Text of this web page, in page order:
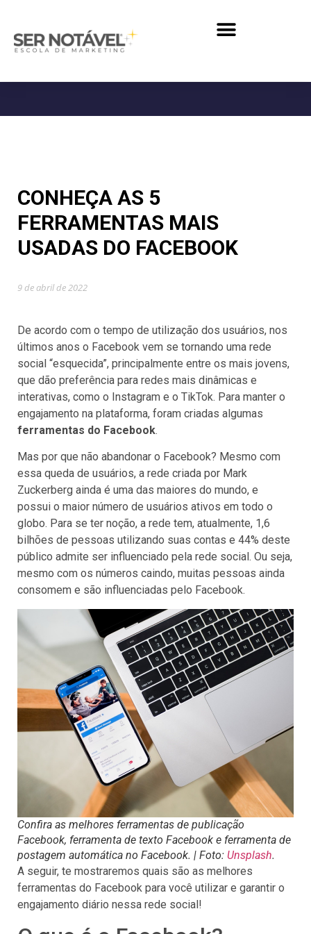
CONHEÇA AS 5
FERRAMENTAS MAIS
USADAS DO FACEBOOK
9 de abril de 2022
De acordo com o tempo de utilização dos usuários, nos
últimos anos o Facebook vem se tornando uma rede
social “esquecida”, principalmente entre os mais jovens,
que dão preferência para redes mais dinâmicas e
interativas, como o Instagram e o TikTok. Para manter o
engajamento na plataforma, foram criadas algumas
ferramentas do Facebook.
Mas por que não abandonar o Facebook? Mesmo com
essa queda de usuários, a rede criada por Mark
Zuckerberg ainda é uma das maiores do mundo, e
possui o maior número de usuários ativos em todo o
globo. Para se ter noção, a rede tem, atualmente, 1,6
bilhões de pessoas utilizando suas contas e 44% deste
público admite ser influenciado pela rede social. Ou seja,
mesmo com os números caindo, muitas pessoas ainda
consomem e são influenciadas pelo Facebook.
Confira as melhores ferramentas de publicação
Facebook, ferramenta de texto Facebook e ferramenta de
postagem automática no Facebook. | Foto: Unsplash.
A seguir, te mostraremos quais são as melhores
ferramentas do Facebook para você utilizar e garantir o
engajamento diário nessa rede social!